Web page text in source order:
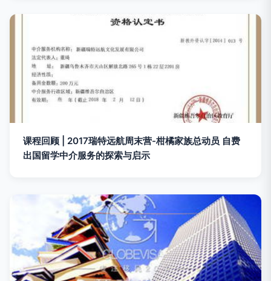
课程回顾 | 2017瑞特远航周末营-柑橘家族总动员 自费
出国留学中介服务的探索与启示